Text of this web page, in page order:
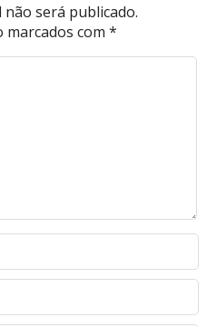
não será publicado.
marcados com*